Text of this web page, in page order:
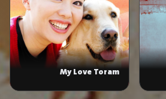
My Love Toram